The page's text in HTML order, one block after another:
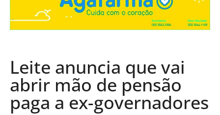
Leite anuncia que vai
abrir mão de pensão
paga a ex-governadores